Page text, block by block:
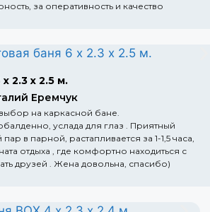
за оперативность и качество
2.3 х 2.5 м.
Еремчук
на каркасной бане.
услада для глаз . Приятный
в парной, растапливается за 1-1,5 часа,
отдыха , где комфортно находиться с
друзей . Жена довольна, спасибо)